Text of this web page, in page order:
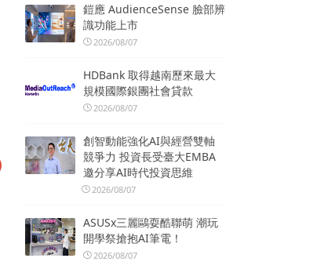
鎧應 AudienceSense 臉部辨
識功能上市
2026/08/07
HDBank 取得越南歷來最大
規模國際銀團社會貸款
2026/08/07
創智動能強化AI與經營雙軸
競爭力 投資長受臺大EMBA
邀分享AI時代投資思維
2026/08/07
ASUSx三麗鷗耍酷聯萌 潮玩
開學祭搶抱AI筆電！
2026/08/07